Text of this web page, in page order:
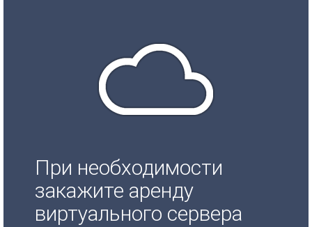
При необходимости
закажите аренду
виртуального сервера